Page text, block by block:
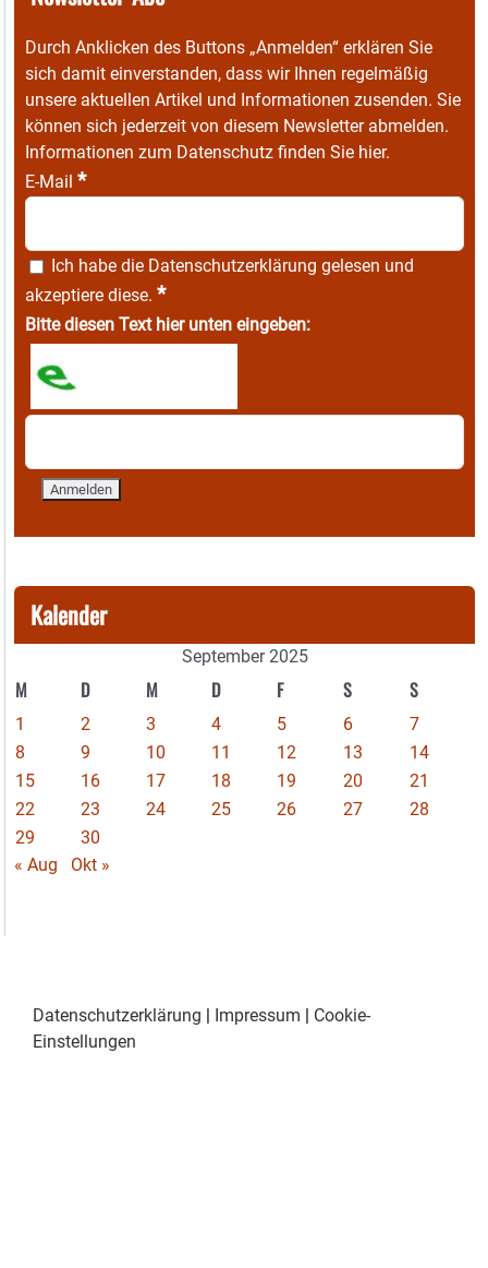
Durch Anklicken des Buttons „Anmelden“ erklären Sie
sich damit einverstanden, dass wir Ihnen regelmäßig
unsere aktuellen Artikel und Informationen zusenden. Sie
können sich jederzeit von diesem Newsletter abmelden.
Informationen zum Datenschutz finden Sie hier.
E-Mail *
Ich habe die Datenschutzerklärung gelesen und
akzeptiere diese. *
Bitte diesen Text hier unten eingeben:
Kalender
September 2025
M D M D F S S
1 2 3 4 5 6
7
8
9 10 11 12 13
14
15
16 17 18 19 20
21
22
23 24 25 26 27
28
29
30
« Aug
Okt »
Datenschutzerklärung Impressum
Cookie-
Einstellungen